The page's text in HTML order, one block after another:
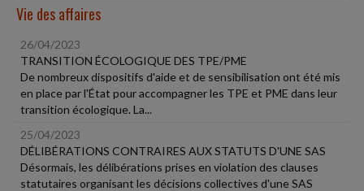
Vie des affaires
26/04/2023
TRANSITION ÉCOLOGIQUE DES TPE/PME
De nombreux dispositifs d'aide et de sensibilisation ont été mis
en place par l'État pour accompagner les TPE et PME dans leur
transition écologique. La...
25/04/2023
DÉLIBÉRATIONS CONTRAIRES AUX STATUTS D'UNE SAS
Désormais, les délibérations prises en violation des clauses
statutaires organisant les décisions collectives d'une SAS